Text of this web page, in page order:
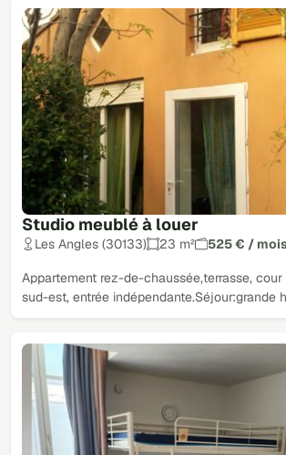
Studio meublé à louer
Les Angles (30133) 23 m² 525 € /
Appartement rez-de-chaussée,terrasse, cour
sud-est, entrée indépendante.Séjour:grande